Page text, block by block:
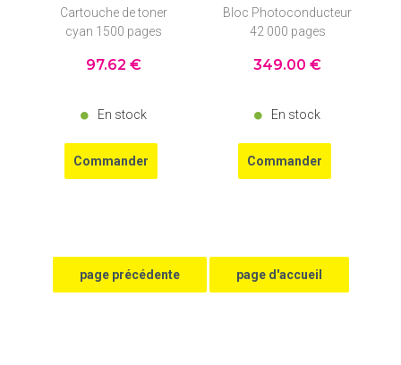
Cartouche de toner
cyan 1500 pages
97.62 €
En stock
Bloc Photoconducteur
42 000 pages
349.00 €
En stock